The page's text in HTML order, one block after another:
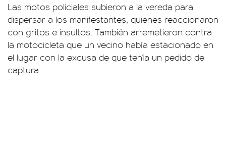
Las motos policiales subieron a la vereda para
dispersar a los manifestantes, quienes reaccionaron
con gritos e insultos. También arremetieron contra
la motocicleta que un vecino había estacionado en
el lugar con la excusa de que tenía un pedido de
captura.